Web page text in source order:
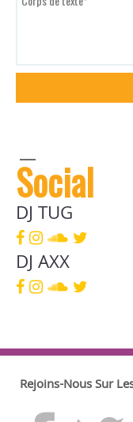
Social
DJ TUG
DJ AXX
Rejoins-Nous Sur